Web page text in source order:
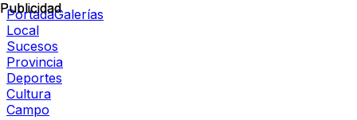
PortadaGalerías
Local
Sucesos
Provincia
Deportes
Cultura
Campo
Publicidad
Publicidad